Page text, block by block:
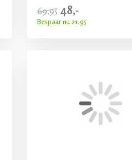
69,95 48,-
Bespaar nu 21,95